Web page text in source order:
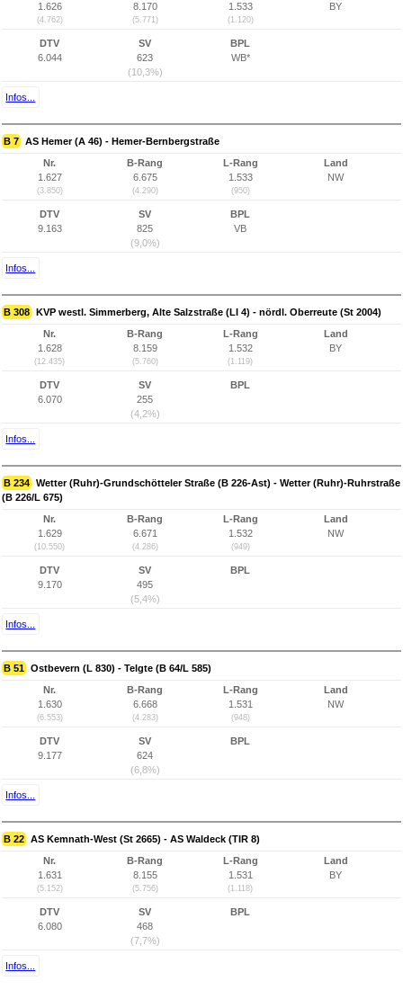
1.626
(4.762)
8.170
(5.771)
1.533
(1.120)
BY
DTV
6.044
SV
623
(10,3%)
BPL
WB*
Infos...
B 7 AS Hemer (A 46) - Hemer-Bernbergstraße
Nr.
1.627
(3.850)
B-Rang
6.675
(4.290)
L-Rang
1.533
(950)
Land
NW
DTV
9.163
SV
825
(9,0%)
BPL
VB
Infos...
B 308 KVP westl. Simmerberg, Alte Salzstraße (LI 4) - nördl. Oberreute (St 2004)
Nr.
1.628
(12.435)
B-Rang
8.159
(5.760)
L-Rang
1.532
(1.119)
Land
BY
DTV
6.070
SV
255
(4,2%)
BPL
Infos...
B 234 Wetter (Ruhr)-Grundschötteler Straße (B 226-Ast) - Wetter (Ruhr)-Ruhrstraße
(B 226/L 675)
Nr.
1.629
(10.550)
B-Rang
6.671
(4.286)
L-Rang
1.532
(949)
Land
NW
DTV
9.170
SV
495
(5,4%)
BPL
Infos...
B 51 Ostbevern (L 830) - Telgte (B 64/L 585)
Nr.
1.630
(6.553)
B-Rang
6.668
(4.283)
L-Rang
1.531
(948)
Land
NW
DTV
9.177
SV
624
(6,8%)
BPL
Infos...
B 22 AS Kemnath-West (St 2665) - AS Waldeck (TIR 8)
Nr.
1.631
(5.152)
B-Rang
8.155
(5.756)
L-Rang
1.531
(1.118)
Land
BY
DTV
6.080
SV
468
(7,7%)
BPL
Infos...